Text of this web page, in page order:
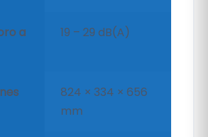
a
19 – 29 dB(A)
824 × 334 × 656
mm